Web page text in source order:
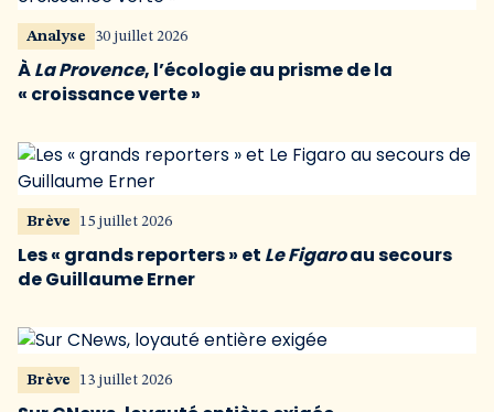
Analyse 30 juillet 2026
ÀLa Provence, l’écologie au prisme de la
« croissance verte »
Brève 15 juillet 2026
Les « grands reporters » et Le Figaroau secours
de Guillaume Erner
Brève 13 juillet 2026